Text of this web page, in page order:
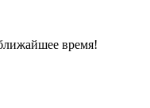
время!